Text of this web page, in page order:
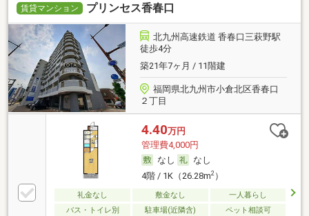
賃貸マンション プリンセス香春口
北九州高速鉄道 香春口三萩野駅
徒歩4分
築21年7ヶ月 / 11階建
福岡県北九州市小倉北区香春口
２丁目
4.40万円
管理費4,000円
なし
なし
4階 / 1K（26.28m2）
礼金なし 敷金なし
一人暮らし
バス・トイレ別
駐車場(近隣含) ペット相談可